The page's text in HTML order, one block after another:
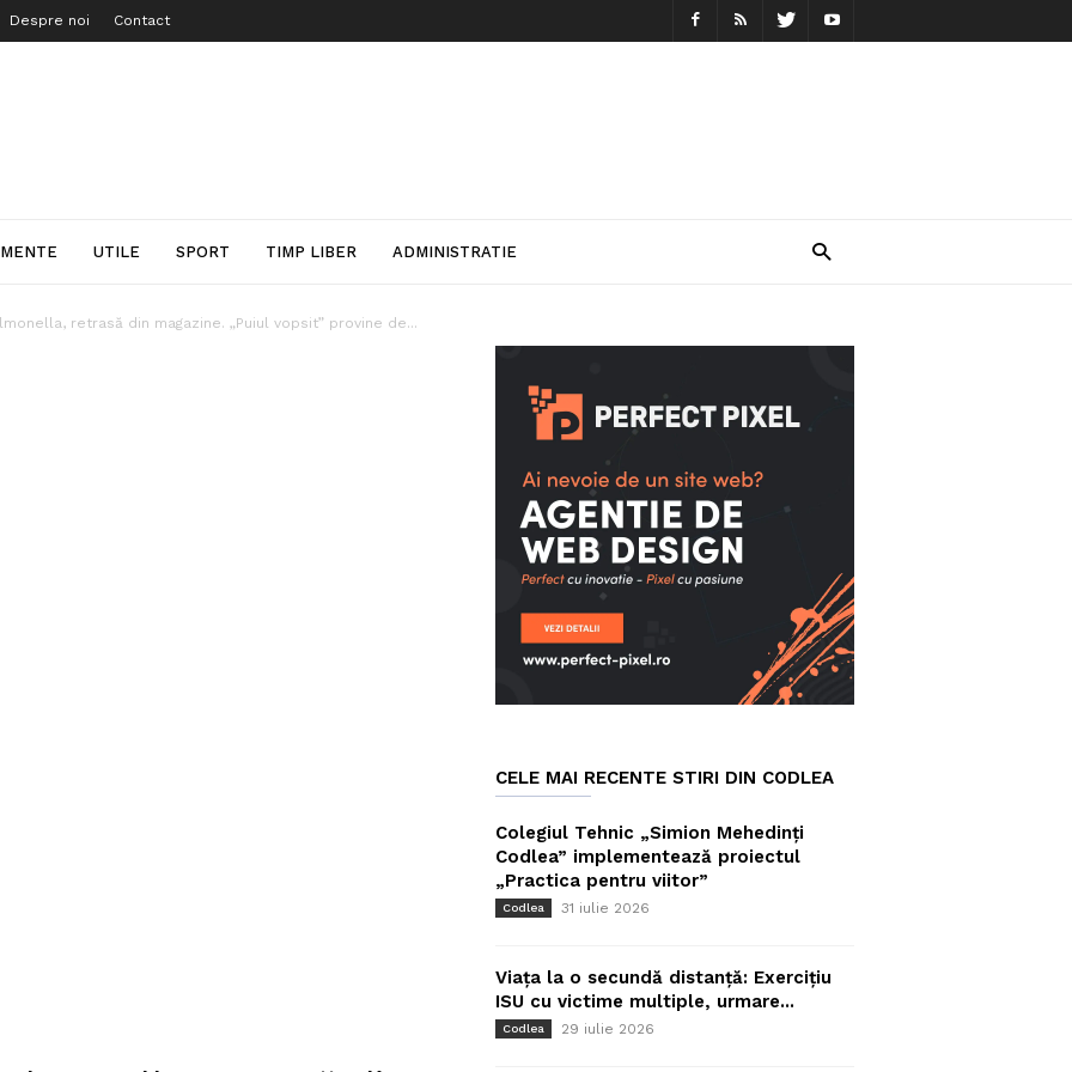
Despre noi Contact
UTILE SPORT TIMP LIBER ADMINISTRATIE
retrasă din magazine. „Puiul vopsit” provine de...
CELE MAI RECENTE STIRI DIN CODLEA
Colegiul Tehnic „Simion Mehedinți
Codlea” implementează proiectul
„Practica pentru viitor”
Codlea 31 iulie 2026
Viața la o secundă distanță: Exercițiu
ISU cu victime multiple, urmare...
Codlea 29 iulie 2026